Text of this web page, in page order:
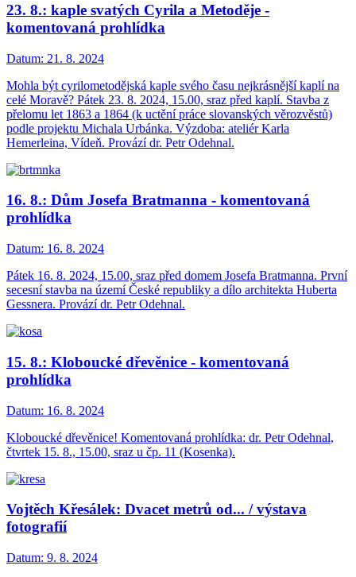
23. 8.: kaple svatých Cyrila a Metoděje -
komentovaná prohlídka
Datum: 21. 8. 2024
Mohla být cyrilometodějská kaple svého času nejkrásnější kaplí na
celé Moravě? Pátek 23. 8. 2024, 15.00, sraz před kaplí. Stavba z
přelomu let 1863 a 1864 (k uctění práce slovanských věrozvěstů)
podle projektu Michala Urbánka. Výzdoba: ateliér Karla
Hemerleina, Vídeň. Provází dr. Petr Odehnal.
16. 8.: Dům Josefa Bratmanna - komentovaná
prohlídka
Datum: 16. 8. 2024
Pátek 16. 8. 2024, 15.00, sraz před domem Josefa Bratmanna. První
secesní stavba na území České republiky a dílo architekta Huberta
Gessnera. Provází dr. Petr Odehnal.
15. 8.: Kloboucké dřevěnice - komentovaná
prohlídka
Datum: 16. 8. 2024
Kloboucké dřevěnice! Komentovaná prohlídka: dr. Petr Odehnal,
čtvrtek 15. 8., 15.00, sraz u čp. 11 (Kosenka).
Vojtěch Křesálek: Dvacet metrů od... / výstava
fotografií
Datum: 9. 8. 2024